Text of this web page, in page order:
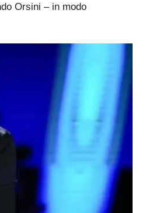
Orsini – in modo